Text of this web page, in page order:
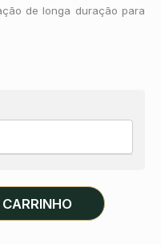
de longa duração para